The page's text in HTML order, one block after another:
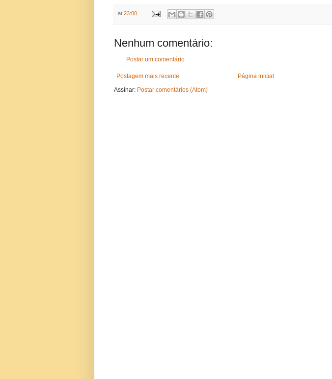
at 23:00
Nenhum comentário:
Postar um comentário
Postagem mais recente
Página inicial
Assinar: Postar comentários (Atom)